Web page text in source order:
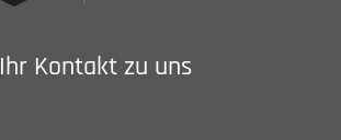
Ihr Kontakt zu uns